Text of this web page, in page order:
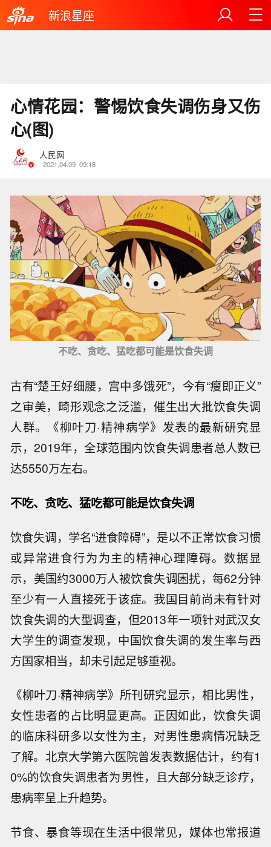
新浪星座
心情花园：警惕饮食失调伤身又伤
心(图)
人民网
2021.04.09 09:18
不吃、贪吃、猛吃都可能是饮食失调
古有“楚王好细腰，宫中多饿死”，今有“瘦即正义”
之审美，畸形观念之泛滥，催生出大批饮食失调
人群。《柳叶刀·精神病学》发表的最新研究显
示，2019年，全球范围内饮食失调患者总人数已
达5550万左右。
不吃、贪吃、猛吃都可能是饮食失调
饮食失调，学名“进食障碍”，是以不正常饮食习惯
或异常进食行为为主的精神心理障碍。数据显
示，美国约3000万人被饮食失调困扰，每62分钟
至少有一人直接死于该症。我国目前尚未有针对
饮食失调的大型调查，但2013年一项针对武汉女
大学生的调查发现，中国饮食失调的发生率与西
方国家相当，却未引起足够重视。
《柳叶刀·精神病学》所刊研究显示，相比男性，
女性患者的占比明显更高。正因如此，饮食失调
的临床科研多以女性为主，对男性患病情况缺乏
了解。北京大学第六医院曾发表数据估计，约有1
0%的饮食失调患者为男性，且大部分缺乏诊疗，
患病率呈上升趋势。
节食、暴食等现在生活中很常见，媒体也常报道